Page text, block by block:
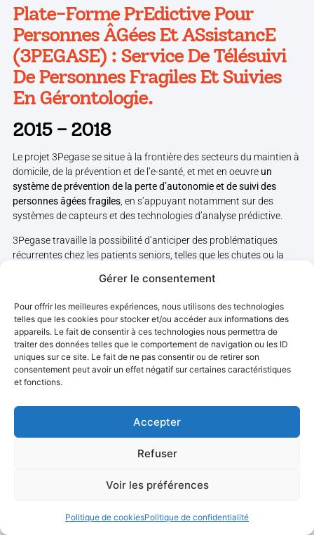
Gérer le consentement
Pour offrir les meilleures expériences, nous utilisons des technologies
telles que les cookies pour stocker et/ou accéder aux informations des
appareils. Le fait de consentir à ces technologies nous permettra de
traiter des données telles que le comportement de navigation ou les ID
uniques sur ce site. Le fait de ne pas consentir ou de retirer son
consentement peut avoir un effet négatif sur certaines caractéristiques
et fonctions.
Accepter
Refuser
Voir les préférences
Politique de cookiesPolitique de confidentialité
Plate-Forme PrEdictive Pour
Personnes ÂGées Et ASsistancE
(3PEGASE) : Service De Télésuivi
De Personnes Fragiles Et Suivies
En Gérontologie.
2015 – 2018
Le projet 3Pegase se situe à la frontière des secteurs du maintien à
domicile, de la prévention et de l’e-santé, et met en oeuvre un
système de prévention de la perte d’autonomie et de suivi des
personnes âgées fragiles, en s’appuyant notamment sur des
systèmes de capteurs et des technologies d’analyse prédictive.
3Pegase travaille la possibilité d’anticiper des problématiques
récurrentes chez les patients seniors, telles que les chutes ou la
Les travaux menés dans le cadre du projet ont porté sur la
possibilité :
De suivre dans le temps le niveau d’activité d’un patient, sur
la base d’un système de capteurs
De détecter des évolutions anormales des activités
De sécuriser efficacement un patient qui fait l’objet d’un suivi
De coordonner les moyens autour du patient :
En relation avec les soignants
En s’appuyant sur le télésuivi intelligent (capteurs + AI) du